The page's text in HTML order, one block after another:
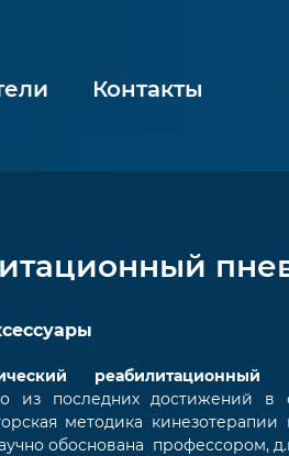
Контакты
из последних достижений в
методика кинезотерапии
обоснована профессором,